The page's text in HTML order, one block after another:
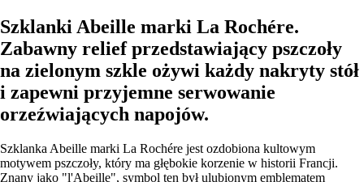
Szklanki Abeille marki La Rochére.
Zabawny relief przedstawiający pszczoły
na zielonym szkle ożywi każdy nakryty stół
i zapewni przyjemne serwowanie
orzeźwiających napojów.
Szklanka Abeille marki La Rochére jest ozdobiona kultowym
motywem pszczoły, który ma głębokie korzenie w historii Francji.
Znany jako "l'Abeille", symbol ten był ulubionym emblematem